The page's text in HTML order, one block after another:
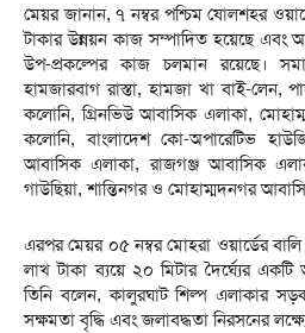
মেয়র জানান, ৭ নম্বর পশ্চিম ষোলশহর
টাকার উন্নয়ন কাজ সম্পাদিত হয়েছে এবং
উপ-প্রকল্পের কাজ চলমান রয়েছে।
হামজারবাগ রাস্তা, হামজা খা বাই-লেন,
কলোনি, গ্রিনভিউ আবাসিক এলাকা,
কলোনি, বাংলাদেশ কো-অপারেটিভ
আবাসিক এলাকা, রাজগঞ্জ আবাসিক
গাউছিয়া, শান্তিনগর ও মোহাম্মদনগর
এরপর মেয়র ০৫ নম্বর মোহরা ওয়ার্ডের
লাখ টাকা ব্যয়ে ২০ মিটার দৈর্ঘ্যের একটি
তিনি বলেন, কালুরঘাট শিল্প এলাকার সড়ক
সক্ষমতা বৃদ্ধি এবং জলাবদ্ধতা নিরসনের